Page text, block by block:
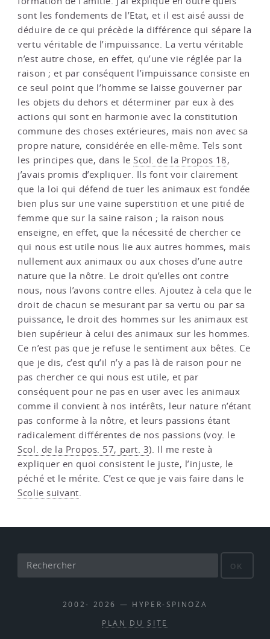
sont les fondements de l’Etat, et il est aisé aussi de
déduire de ce qui précède la différence qui sépare la
vertu véritable de l’impuissance. La vertu véritable
n’est autre chose, en effet, qu’une vie réglée par la
raison ; et par conséquent l’impuissance consiste en
ce seul point que l’homme se laisse gouverner par
les objets du dehors et déterminer par eux à des
actions qui sont en harmonie avec la constitution
commune des choses extérieures, mais non avec sa
propre nature, considérée en elle-même. Tels sont
les principes que, dans le Scol. de la Propos 18,
j’avais promis d’expliquer. Ils font voir clairement
que la loi qui défend de tuer les animaux est fondée
bien plus sur une vaine superstition et une pitié de
femme que sur la saine raison ; la raison nous
enseigne, en effet, que la nécessité de chercher ce
qui nous est utile nous lie aux autres hommes, mais
nullement aux animaux ou aux choses d’une autre
nature que la nôtre. Le droit qu’elles ont contre
nous, nous l’avons contre elles. Ajoutez à cela que le
droit de chacun se mesurant par sa vertu ou par sa
puissance, le droit des hommes sur les animaux est
bien supérieur à celui des animaux sur les hommes.
Ce n’est pas que je refuse le sentiment aux bêtes. Ce
que je dis, c’est qu’il n’y a pas là de raison pour ne
pas chercher ce qui nous est utile, et par
conséquent pour ne pas en user avec les animaux
comme il convient à nos intérêts, leur nature n’étant
pas conforme à la nôtre, et leurs passions étant
radicalement différentes de nos passions (voy. le
Scol. de la Propos. 57, part. 3). Il me reste à
expliquer en quoi consistent le juste, l’injuste, le
péché et le mérite. C’est ce que je vais faire dans le
Scolie suivant
OK
2002- 2026 — HYPER-SPINOZA
PLAN DU SITE